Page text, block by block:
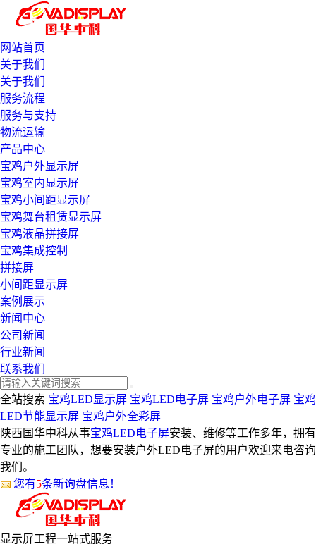
网站首页
关于我们
关于我们
服务流程
服务与支持
物流运输
产品中心
宝鸡户外显示屏
宝鸡室内显示屏
宝鸡小间距显示屏
宝鸡舞台租赁显示屏
宝鸡液晶拼接屏
宝鸡集成控制
拼接屏
小间距显示屏
案例展示
新闻中心
公司新闻
行业新闻
联系我们
全站搜索 宝鸡LED显示屏 宝鸡LED电子屏 宝鸡户外电子屏 宝鸡
LED节能显示屏 宝鸡户外全彩屏
陕西国华中科从事宝鸡LED电子屏安装、维修等工作多年，拥有
专业的施工团队，想要安装户外LED电子屏的用户欢迎来电咨询
我们。
您有5条新询盘信息！
显示屏工程一站式服务